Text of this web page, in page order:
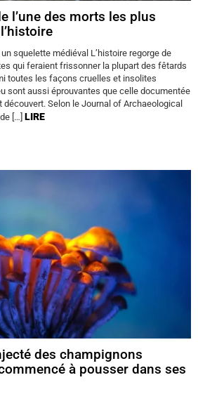
l’une des morts les plus
squelette médiéval L’histoire regorge de
qui feraient frissonner la plupart des fêtards
toutes les façons cruelles et insolites
sont aussi éprouvantes que celle documentée
découvert. Selon le Journal of Archaeological
[…] LIRE
des champignons
à pousser dans ses